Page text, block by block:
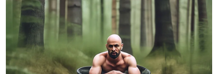
Artikel Disyorkan
GLOBAL
Insiden tembakan sekolah di